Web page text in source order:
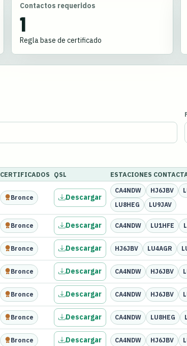
Contactos requeridos
1
Regla base de certificado
CERTIFICADOS QSL ESTACIONES
Bronce Descargar
CA4NDW HJ6JBV
LU8HEG
LU9JAV
Bronce Descargar CA4NDW LU1HFE
Bronce Descargar HJ6JBV LU4AGR
Bronce Descargar CA4NDW HJ6JBV
Bronce Descargar CA4NDW HJ6JBV
Bronce Descargar CA4NDW LU8HEG
Bronce Descargar CA4NDW HJ6JBV